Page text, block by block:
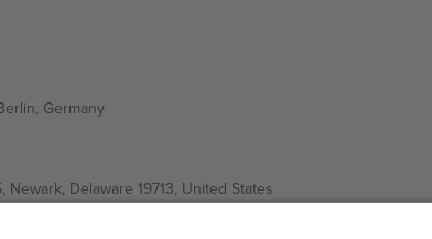
Germany
Newark, Delaware 19713, United States